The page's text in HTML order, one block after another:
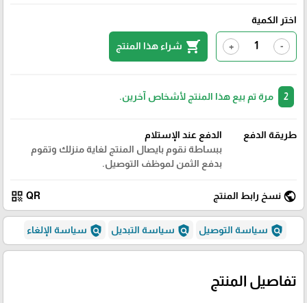
اختر الكمية
-
+
shopping_cart شراء هذا المنتج
مرة تم بيع هذا المنتج لأشخاص آخرين.
طريقة الدفع
الدفع عند الإستلام
ببساطة نقوم بايصال المنتج لغاية منزلك وتقوم
بدفع الثمن لموظف التوصيل.
public نسخ رابط المنتج QR
qr_code
policy سياسة التوصيل policy سياسة التبديل policy سياسة الإلغاء
تفاصيل المنتج